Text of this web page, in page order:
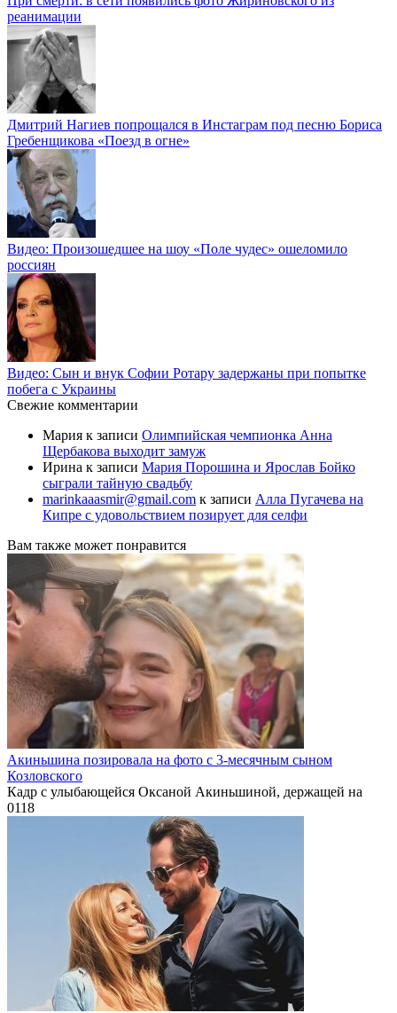
реанимации
Дмитрий Нагиев попрощался в Инстаграм под песню Бориса
Гребенщикова «Поезд в огне»
Видео: Произошедшее на шоу «Поле чудес» ошеломило
россиян
Видео: Сын и внук Софии Ротару задержаны при попытке
побега с Украины
Свежие комментарии
Мария к записи Олимпийская чемпионка Анна
Щербакова выходит замуж
Ирина к записи Мария Порошина и Ярослав Бойко
сыграли тайную свадьбу
marinkaaasmir@gmail.com к записи Алла Пугачева на
Кипре с удовольствием позирует для селфи
Вам также может понравится
Акиньшина позировала на фото с 3-месячным сыном
Козловского
Кадр с улыбающейся Оксаной Акиньшиной, держащей на
0118